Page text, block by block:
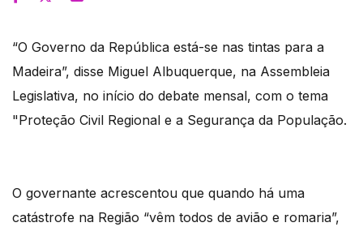
“O Governo da República está-se nas tintas para a
Madeira”, disse Miguel Albuquerque, na Assembleia
Legislativa, no início do debate mensal, com o tema
"Proteção Civil Regional e a Segurança da População.
O governante acrescentou que quando há uma
catástrofe na Região “vêm todos de avião e romaria”,